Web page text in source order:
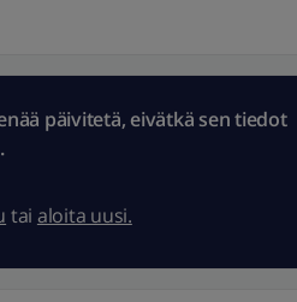
päivitetä, eivätkä sen tiedot
tai aloita uusi.